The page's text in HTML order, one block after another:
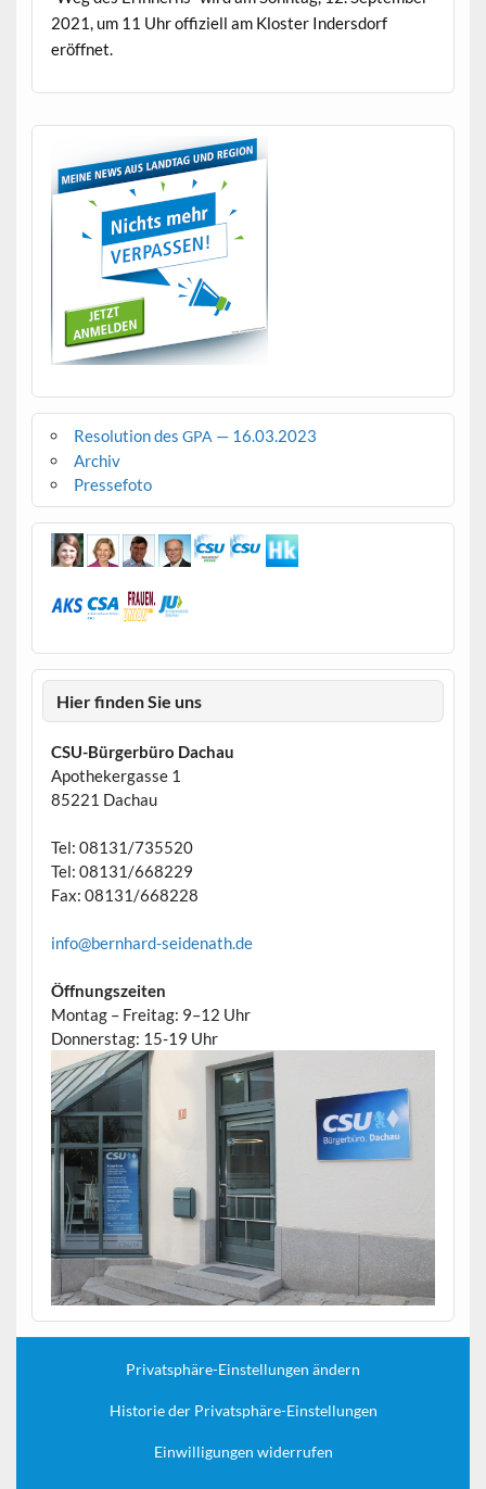
2021, um 11 Uhr offiziell am Kloster Inder­s­dorf
eröffnet.
Resolution des GPA — 16.03.2023
Archiv
Pressefoto
Hier finden Sie uns
CSU-Bürgerbüro Dachau
Apothekergasse 1
85221 Dachau
Tel: 08131/735520
Tel: 08131/668229
Fax: 08131/668228
info@bernhard-seidenath.de
Öffnungszeiten
Montag – Freitag: 9–12 Uhr
Donnerstag: 15-19 Uhr
Privatsphäre-Einstellungen ändern
Historie der Privatsphäre-Einstellungen
Einwilligungen widerrufen